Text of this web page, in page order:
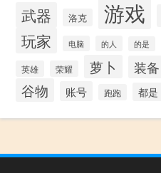
武器 洛克 游戏
玩家 电脑 的人 的是
英雄 荣耀 萝卜 装备
谷物 账号 跑跑 都是